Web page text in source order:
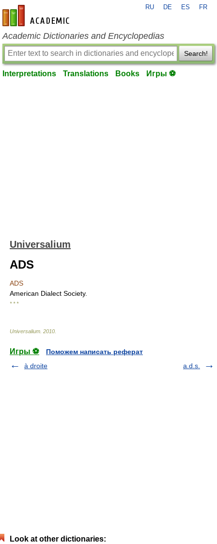
en-academic.com
RU DE ES FR
Academic Dictionaries and Encyclopedias
Search!
Interpretations Translations Books Игры ⚽
Universalium
ADS
ADS
American Dialect Society.
* * *
Universalium 2010
Игры ⚽
Поможем написать реферат
à droite
a.d.s.
Look at other dictionaries: